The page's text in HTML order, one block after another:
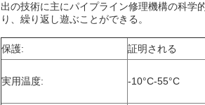
出の技術に主にパイプライン修理機構の科学
り、繰り返し遊ぶことができる。
保護: 証明される
実用温度: -10°C-55°C